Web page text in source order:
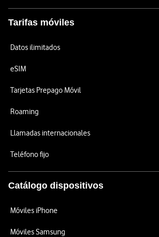
Tarifas móviles
Datos ilimitados
eSIM
Tarjetas Prepago Móvil
Roaming
Llamadas internacionales
Teléfono fijo
Catálogo dispositivos
Móviles iPhone
Móviles Samsung